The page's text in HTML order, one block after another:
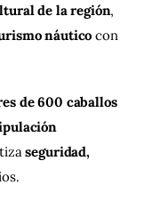
de la región,
náutico con
de 600 caballos
seguridad,